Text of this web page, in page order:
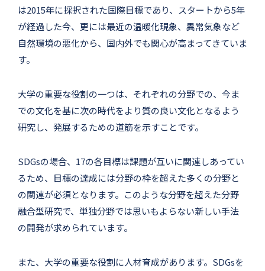
は2015年に採択された国際目標であり、スタートから5年
が経過した今、更には最近の温暖化現象、異常気象など
自然環境の悪化から、国内外でも関心が高まってきていま
す。
大学の重要な役割の一つは、それぞれの分野での、今ま
での文化を基に次の時代をより質の良い文化となるよう
研究し、発展するための道筋を示すことです。
SDGsの場合、17の各目標は課題が互いに関連しあってい
るため、目標の達成には分野の枠を超えた多くの分野と
の関連が必須となります。このような分野を超えた分野
融合型研究で、単独分野では思いもよらない新しい手法
の開発が求められています。
また、大学の重要な役割に人材育成があります。SDGsを